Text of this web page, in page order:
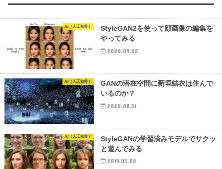
AI（人工知能）
StyleGAN2を使って顔画像の編集を
やってみる
2020.09.02
AI（人工知能）
GANの潜在空間に新垣結衣は住んで
いるのか？
2020.08.31
AI（人工知能）
StyleGANの学習済みモデルでサクッ
と遊んでみる
2019.03.02